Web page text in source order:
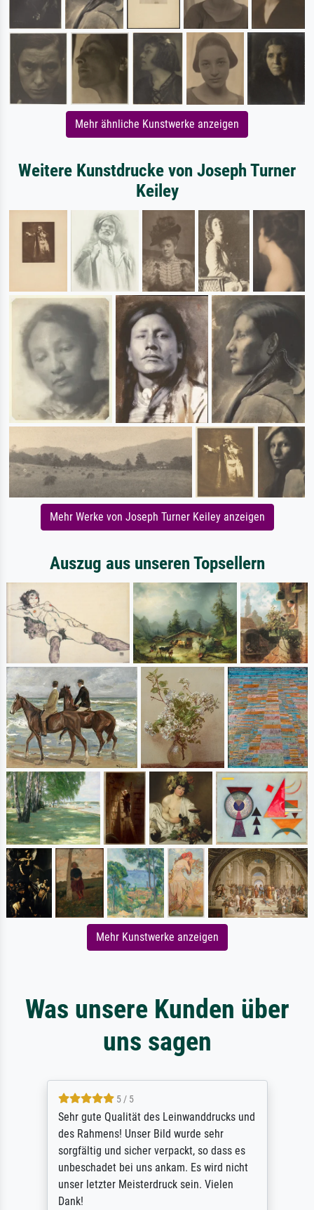
Mehr ähnliche Kunstwerke anzeigen
Weitere Kunstdrucke von Joseph Turner
Keiley
Mehr Werke von Joseph Turner Keiley anzeigen
Auszug aus unseren Topsellern
Mehr Kunstwerke anzeigen
Was unsere Kunden über
uns sagen
5 / 5
Sehr gute Qualität des Leinwanddrucks und
des Rahmens! Unser Bild wurde sehr
sorgfältig und sicher verpackt, so dass es
unbeschadet bei uns ankam. Es wird nicht
unser letzter Meisterdruck sein. Vielen
Dank!